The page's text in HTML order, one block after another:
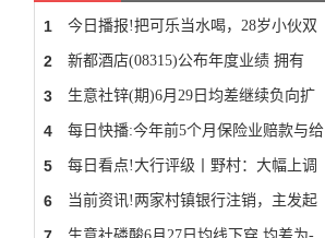
1 今日播报!把可乐当水喝，28岁小伙双
2 新都酒店(08315)公布年度业绩 拥有
3 生意社锌(期)6月29日均差继续负向扩
4 每日快播:今年前5个月保险业赔款与给
5 每日看点!大行评级丨野村：大幅上调
6 当前资讯!两家村镇银行注销，主发起